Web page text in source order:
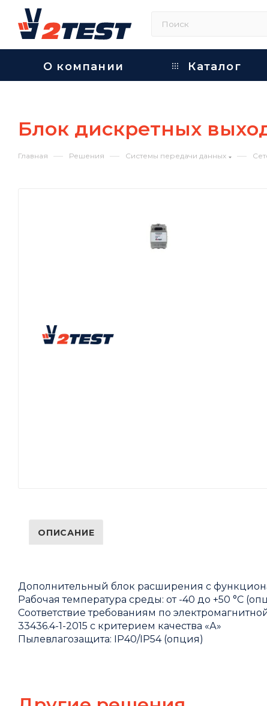
О компании Каталог
Блок дискретных
Главная — Решения — Системы передачи данных —
ОПИСАНИЕ
Дополнительный блок расширения с
Рабочая температура среды: от -40 до +50 °С
Соответствие требованиям по
33436.4-1-2015 с критерием качества «А»
Пылевлагозащита: IP40/IP54 (опция)